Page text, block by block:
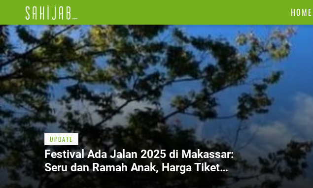
HOME
UPDATE
Festival Ada Jalan 2025 di Makassar:
Seru dan Ramah Anak, Harga Tiket
Terbaik